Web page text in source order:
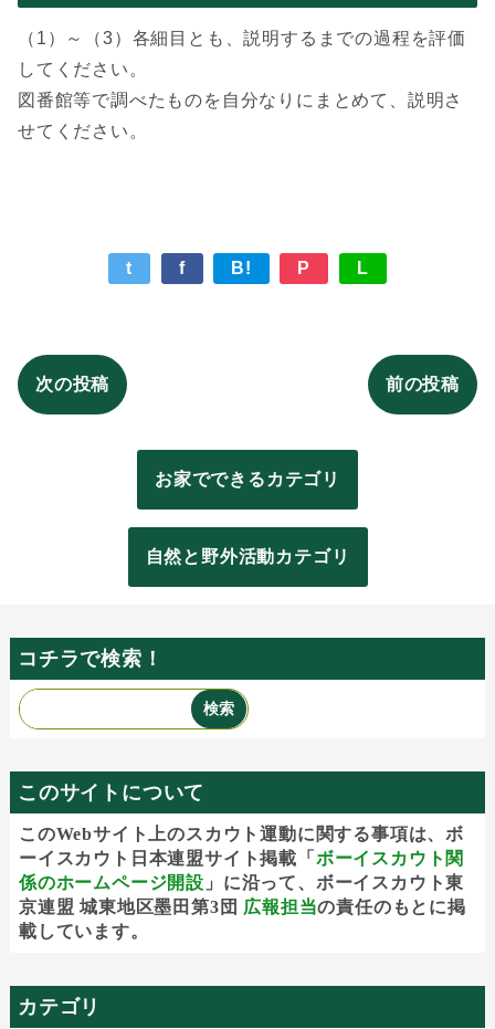
（1）～（3）各細目とも、説明するまでの過程を評価
してください。
図番館等で調べたものを自分なりにまとめて、説明さ
せてください。
t f B! P L
次の投稿 前の投稿
お家でできるカテゴリ
自然と野外活動カテゴリ
コチラで検索！
このサイトについて
このWebサイト上のスカウト運動に関する事項は、ボ
ーイスカウト日本連盟サイト掲載「 ボーイスカウト関
係のホームページ開設 」に沿って、ボーイスカウト東
京連盟 城東地区墨田第3団 広報担当の責任のもとに掲
載しています。
カテゴリ